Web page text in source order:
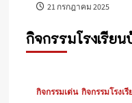
21 กรกฎาคม 2025
กิจกรรมโรงเรีย
กิจกรรมเด่น กิจกรรมโรงเรี